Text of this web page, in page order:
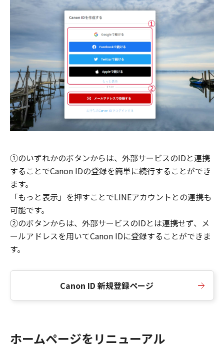
①のいずれかのボタンからは、外部サービスのIDと連携
することでCanon IDの登録を簡単に続行することができ
ます。
「もっと表示」を押すことでLINEアカウントとの連携も
可能です。
②のボタンからは、外部サービスのIDとは連携せず、メ
ールアドレスを用いてCanon IDに登録することができま
す。
Canon ID 新規登録ページ
ホームページをリニューアル